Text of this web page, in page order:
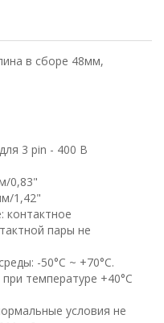
в сборе 48мм,
3 pin - 400 В
0,83"
1,42"
контактное
пары не
-50°С ~ +70°С.
температуре +40°С
условия не